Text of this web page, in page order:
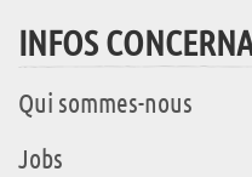
INFOS
Qui sommes-nous
Jobs